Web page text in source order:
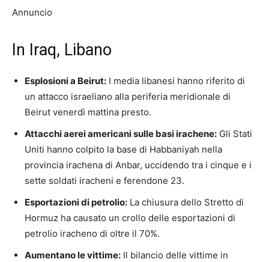
Annuncio
In Iraq, Libano
Esplosioni a Beirut: I media libanesi hanno riferito di
un attacco israeliano alla periferia meridionale di
Beirut venerdì mattina presto.
Attacchi aerei americani sulle basi irachene: Gli Stati
Uniti hanno colpito la base di Habbaniyah nella
provincia irachena di Anbar, uccidendo tra i cinque e i
sette soldati iracheni e ferendone 23.
Esportazioni di petrolio: La chiusura dello Stretto di
Hormuz ha causato un crollo delle esportazioni di
petrolio iracheno di oltre il 70%.
Aumentano le vittime: Il bilancio delle vittime in